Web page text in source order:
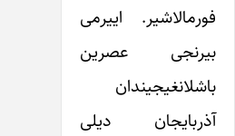
فورمالاشیر. اییرمی
بیرنجی عصرین
باشلانغیجیندان
آذربایجان دیلی